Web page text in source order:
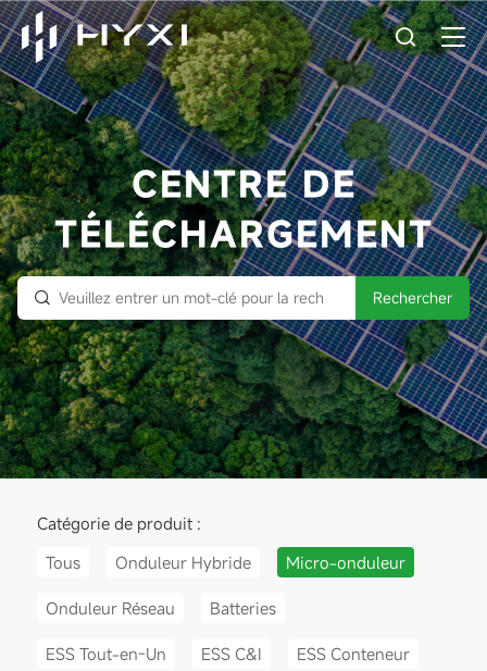
CENTRE DE
TÉLÉCHARGEMENT
Rechercher
Catégorie de produit :
Tous
Onduleur Hybride Micro-onduleur
Onduleur Réseau Batteries
ESS Tout-en-Un ESS C&I ESS Conteneur